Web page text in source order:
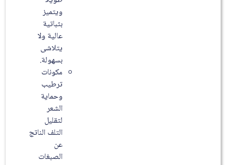
ويتميز
بثباتية
عالية ولا
يتلاشى
بسهولة.
مكونات
ترطيب
وحماية
الشعر
لتقليل
التلف الناتج
عن
الصبغات